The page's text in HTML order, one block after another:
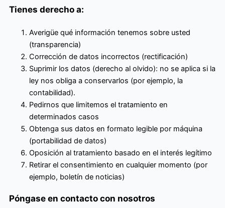
Tienes derecho a:
Averigüe qué información tenemos sobre usted
(transparencia)
Corrección de datos incorrectos (rectificación)
Suprimir los datos (derecho al olvido): no se aplica si la
ley nos obliga a conservarlos (por ejemplo, la
contabilidad).
Pedirnos que limitemos el tratamiento en
determinados casos
Obtenga sus datos en formato legible por máquina
(portabilidad de datos)
Oposición al tratamiento basado en el interés legítimo
Retirar el consentimiento en cualquier momento (por
ejemplo, boletín de noticias)
Póngase en contacto con nosotros